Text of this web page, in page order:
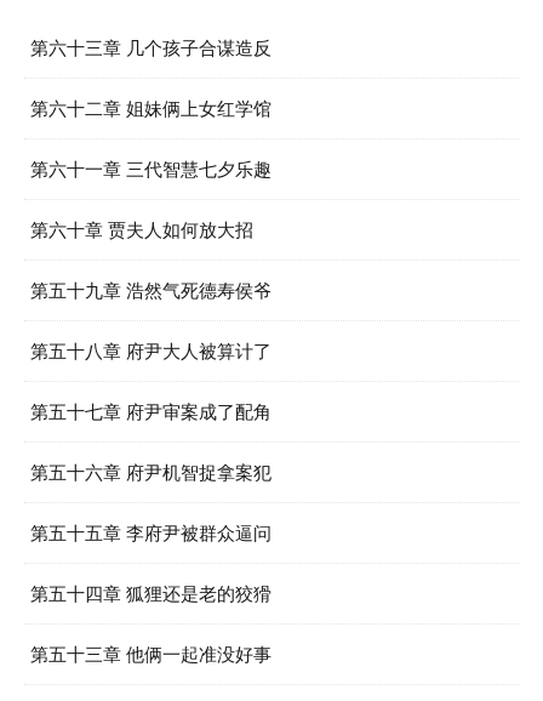
第六十三章 几个孩子合谋造反
第六十二章 姐妹俩上女红学馆
第六十一章 三代智慧七夕乐趣
第六十章 贾夫人如何放大招
第五十九章 浩然气死德寿侯爷
第五十八章 府尹大人被算计了
第五十七章 府尹审案成了配角
第五十六章 府尹机智捉拿案犯
第五十五章 李府尹被群众逼问
第五十四章 狐狸还是老的狡猾
第五十三章 他俩一起准没好事